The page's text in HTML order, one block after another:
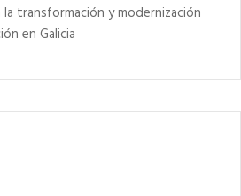
transformación y modernización
en Galicia